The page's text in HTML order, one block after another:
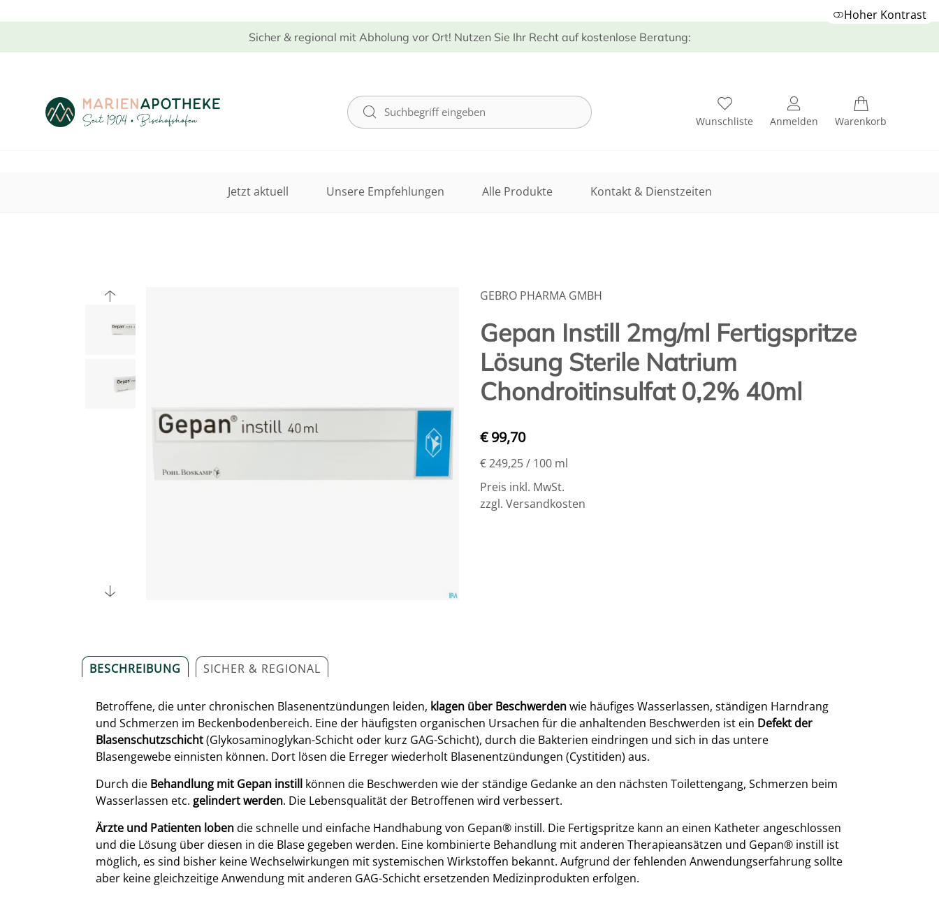
Sicher & regional mit Abholung vor Ort! Nutzen Sie Ihr Recht auf kostenlose Beratung:
Hoher Kontrast
Wunschliste Anmelden Warenkorb
Jetzt aktuell Unsere Empfehlungen Alle Produkte Kontakt & Dienstzeiten
GEBRO PHARMA GMBH
Gepan Instill 2mg/ml Fertigspritze
Lösung Sterile Natrium
Chondroitinsulfat 0,2% 40ml
€ 99,70
€ 249,25/ 100 ml
Preis inkl. MwSt.
zzgl. Versandkosten
BESCHREIBUNG SICHER & REGIONAL
Betroffene, die unter chronischen Blasenentzündungen leiden, klagen über Beschwerdenwie häufiges Wasserlassen, ständigen Harndrang
und Schmerzen im Beckenbodenbereich. Eine der häufigsten organischen Ursachen für die anhaltenden Beschwerden ist ein Defekt der
Blasenschutzschicht(Glykosaminoglykan-Schicht oder kurz GAG-Schicht), durch die Bakterien eindringen und sich in das untere
Blasengewebe einnisten können. Dort lösen die Erreger wiederholt Blasenentzündungen (Cystitiden) aus.
Durch die Behandlung mit Gepan instill können die Beschwerden wie der ständige Gedanke an den nächsten Toilettengang, Schmerzen beim
Wasserlassen etc. gelindert werden. Die Lebensqualität der Betroffenen wird verbessert.
Ärzte und Patienten lobendie schnelle und einfache Handhabung von Gepan® instill. Die Fertigspritze kann an einen Katheter angeschlossen
und die Lösung über diesen in die Blase gegeben werden. Eine kombinierte Behandlung mit anderen Therapieansätzen und Gepan® instill ist
möglich, es sind bisher keine Wechselwirkungen mit systemischen Wirkstoffen bekannt. Aufgrund der fehlenden Anwendungserfahrung sollte
aber keine gleichzeitige Anwendung mit anderen GAG-Schicht ersetzenden Medizinprodukten erfolgen.